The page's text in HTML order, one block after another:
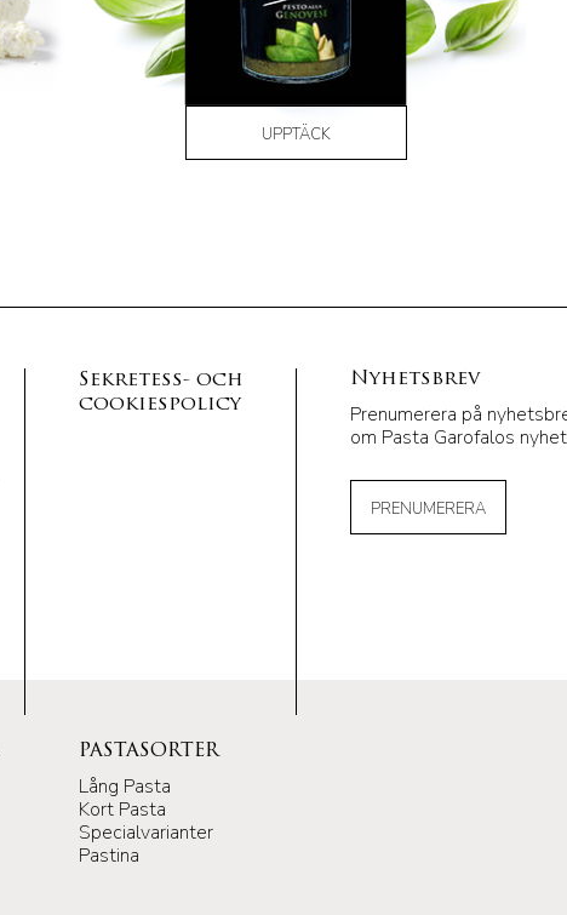
UPPTÄCK
Sekretess- och
cookiespolicy
Nyhetsbrev
Prenumerera på
om Pasta Garofalos
PRENUMERERA
PASTASORTER
Lång Pasta
Kort Pasta
Specialvarianter
Pastina